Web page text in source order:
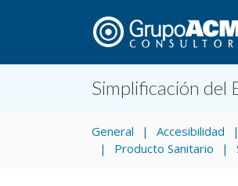
Simplificación del
General Accesibilidad
Producto Sanitario